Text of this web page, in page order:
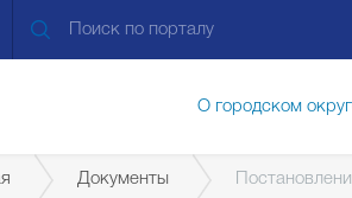
О городском
Документы